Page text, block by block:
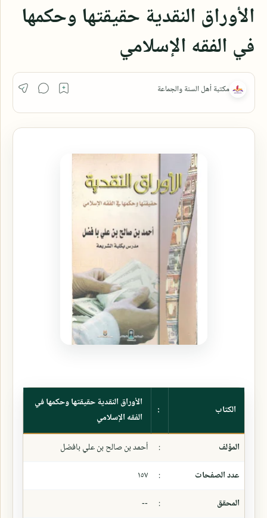
الأوراق النقدية حقيقتها وحكمها
في الفقه الإسلامي
الكتاب :
الأوراق النقدية حقيقتها وحكمها في
الفقه الإسلامي
المؤلف
:
أحمد بن صالح بن علي بافضل
عدد الصفحات
:
١٥٧
المحقق
:
--